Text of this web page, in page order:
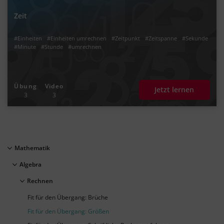
Zeit
#Einheiten #Einheiten umrechnen #Zeitpunkt #Zeitspanne
#Sekunde
#Minute
#Stunde #umrechnen
Übung
3
Video
3
Jetzt lernen
Mathematik
Algebra
Rechnen
Fit für den Übergang: Brüche
Fit für den Übergang: Größen